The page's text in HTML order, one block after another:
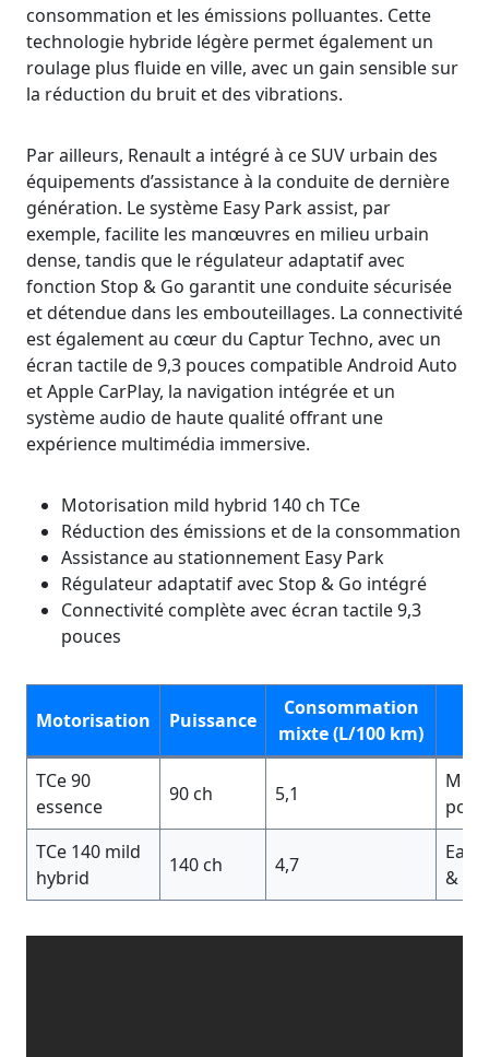
consommation et les émissions polluantes. Cette
technologie hybride légère permet également un
roulage plus fluide en ville, avec un gain sensible sur
la réduction du bruit et des vibrations.
Par ailleurs, Renault a intégré à ce SUV urbain des
équipements d’assistance à la conduite de dernière
génération. Le système Easy Park assist, par
exemple, facilite les manœuvres en milieu urbain
dense, tandis que le régulateur adaptatif avec
fonction Stop & Go garantit une conduite sécurisée
et détendue dans les embouteillages. La connectivité
est également au cœur du Captur Techno, avec un
écran tactile de 9,3 pouces compatible Android Auto
et Apple CarPlay, la navigation intégrée et un
système audio de haute qualité offrant une
expérience multimédia immersive.
Motorisation mild hybrid 140 ch TCe
Réduction des émissions et de la consommation
Assistance au stationnement Easy Park
Régulateur adaptatif avec Stop & Go intégré
Connectivité complète avec écran tactile 9,3
pouces
Motorisation Puissance
Consommation
mixte (L/100 km)
TCe 90
essence
90 ch 5,1
TCe 140 mild
hybrid
140 ch 4,7
&